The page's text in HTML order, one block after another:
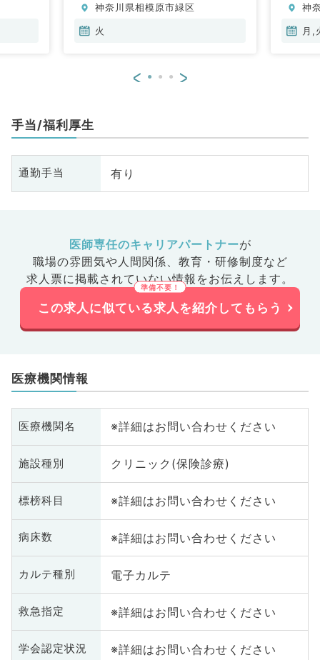
神奈川県相模原市緑区
火
神
月,
< >
手当/福利厚生
通勤手当 有り
医師専任のキャリアパートナーが
職場の雰囲気や人間関係、 教育・研修制度など
求人票に掲載されていない情報をお伝えします。
この求人に似ている求人を紹介してもらう
医療機関情報
医療機関名 ※詳細はお問い合わせください
施設種別 クリニック(保険診療)
標榜科目 ※詳細はお問い合わせください
病床数 ※詳細はお問い合わせください
カルテ種別 電子カルテ
救急指定 ※詳細はお問い合わせください
学会認定状況 ※詳細はお問い合わせください